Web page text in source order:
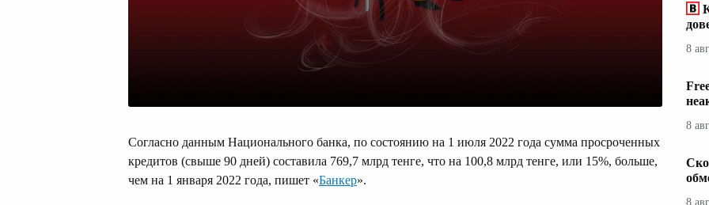
Согласно данным Национального банка, по состоянию на 1 июля 2022 года сумма просроченных
кредитов (свыше 90 дней) составила 769,7 млрд тенге, что на 100,8 млрд тенге, или 15%, больше,
чем на 1 января 2022 года, пишет «Банкер».
8
8
8